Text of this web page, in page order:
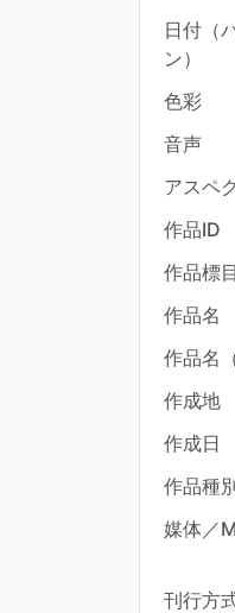
日付（
ン）
色彩
音声
アスペ
作品ID
作品標目
作品名
作品名
作成地
作成日
作品種
媒体／
刊行方